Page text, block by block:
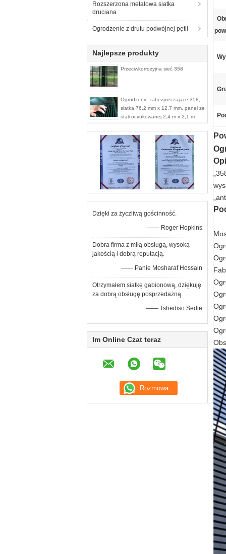
Rozszerzona metalowa siatka
druciana
Ogrodzenie z drutu podwójnej pętli
Najlepsze produkty
Przeciwkorrozyjna sieć 358
Ogrodzenie zabezpieczające 358,
siatka 76,2 mm x 12,7 mm, panel ze
stali ocynkowanej 2,4 m x 2,1 m
Dzięki za życzliwą gościnność.
—— Roger Hopkins
Dobra firma z miłą obsługą, wysoką
jakością i dobrą reputacją.
—— Panie Mosharaf Hossain
Otrzymałem siatkę gabionową, dziękuję
za dobrą obsługę posprzedażną.
—— Tshediso Sedie
Im Online Czat teraz